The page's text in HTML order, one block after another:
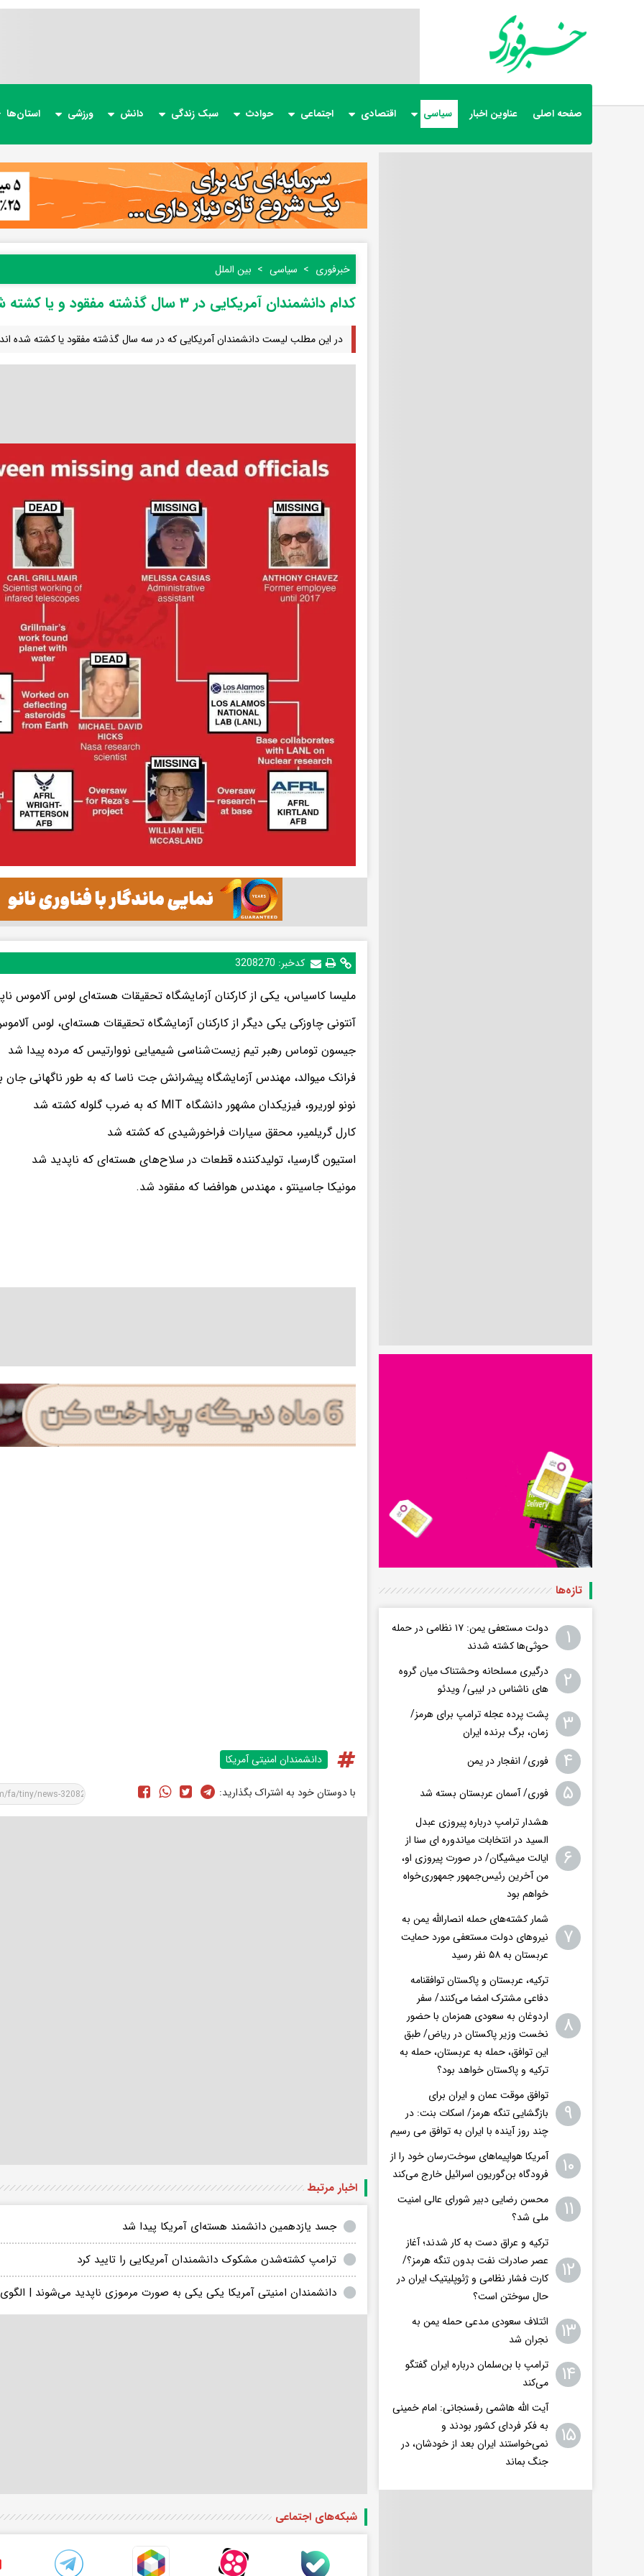
صفحه اصلی عناوین اخبار سیاسی اقتصادی اجتماعی حوادث سبک زندگی دانش ورزشی استان‌ها
خبرفوری سیاسی بین الملل
کدام دانشمندان آمریکایی در ۳ سال گذشته مفقود و یا کشته شده‌اند؟
در این مطلب لیست دانشمندان آمریکایی که در سه سال گذشته مفقود یا کشته شده اند
کدخبر: 3208270
ملیسا کاسیاس، یکی از کارکنان آزمایشگاه تحقیقات هسته‌ای لوس آلاموس
آنتونی چاوزکی یکی دیگر از کارکنان آزمایشگاه تحقیقات هسته‌ای، لوس
جیسون توماس رهبر تیم زیست‌شناسی شیمیایی نووارتیس که مرده پیدا شد
فرانک میوالد، مهندس آزمایشگاه پیشرانش جت ناسا که به طور ناگهانی
نونو لوریرو، فیزیکدان مشهور دانشگاه MIT که به ضرب گلوله کشته شد
کارل گریلمیر، محقق سیارات فراخورشیدی که کشته شد
استیون گارسیا، تولیدکننده قطعات در سلاح‌های هسته‌ای که ناپدید شد
مونیکا جاسینتو ، مهندس هوافضا که مفقود شد.
دانشمندان امنیتی آمریکا
با دوستان خود به اشتراک بگذارید:
اخبار مرتبط
جسد یازدهمین دانشمند هسته‌ای آمریکا پیدا شد
ترامپ کشته‌شدن مشکوک دانشمندان آمریکایی را تایید کرد
دانشمندان امنیتی آمریکا یکی یکی به صورت مرموزی ناپدید می‌شوند |
شبکه‌های اجتماعی
تازه‌ها
۱
دولت مستعفی یمن: ۱۷ نظامی در حمله
حوثی‌ها کشته شدند
۲
درگیری مسلحانه وحشتناک میان گروه
های ناشناس در لیبی/ ویدئو
۳
پشت پرده عجله ترامپ برای هرمز/
زمان، برگ برنده ایران
۴ فوری/ انفجار در یمن
۵ فوری/ آسمان عربستان بسته شد
۶
هشدار ترامپ درباره پیروزی عبدل
السید در انتخابات میاندوره ای سنا از
ایالت میشیگان/ در صورت پیروزی او،
من آخرین رئیس‌جمهور جمهوری‌‍‌خواه
خواهم بود
۷
شمار کشته‌های حمله انصارالله یمن به
نیروهای دولت مستعفی مورد حمایت
عربستان به ۵۸ نفر رسید
۸
ترکیه، عربستان و پاکستان توافقنامه
دفاعی مشترک امضا می‌کنند/ سفر
اردوغان به سعودی همزمان با حضور
نخست وزیر پاکستان در ریاض/ طبق
این توافق، حمله به عربستان، حمله به
ترکیه و پاکستان خواهد بود؟
۹
توافق موقت عمان و ایران برای
بازگشایی تنگه هرمز/ اسکات بنت: در
چند روز آینده با ایران به توافق می رسیم
۱۰
آمریکا هواپیماهای سوخت‌رسان خود را از
فرودگاه بن‌گوریون اسرائیل خارج می‌کند
۱۱
محسن رضایی دبیر شورای عالی امنیت
ملی شد؟
۱۲
ترکیه و عراق دست به کار شدند؛ آغاز
عصر صادرات نفت بدون تنگه هرمز؟/
کارت فشار نظامی و ژئوپلیتیک ایران در
حال سوختن است؟
۱۳
ائتلاف سعودی مدعی حمله یمن به
نجران شد
۱۴
ترامپ با بن‌سلمان درباره ایران گفتگو
می‌کند
۱۵
آیت الله هاشمی رفسنجانی: امام خمینی
به فکر فردای کشور بودند و
نمی‌خواستند ایران بعد از خودشان، در
جنگ بماند